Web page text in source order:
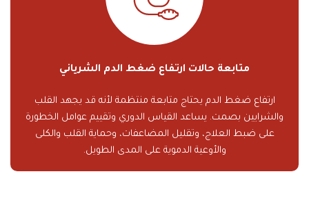
متابعة حالات ارتفاع ضغط الدم الشرياني
ارتفاع ضغط الدم يحتاج متابعة منتظمة لأنه قد يجهد القلب
والشرايين بصمت. يساعد القياس الدوري وتقييم عوامل الخطورة
على ضبط العلاج، وتقليل المضاعفات، وحماية القلب والكلى
والأوعية الدموية على المدى الطويل.